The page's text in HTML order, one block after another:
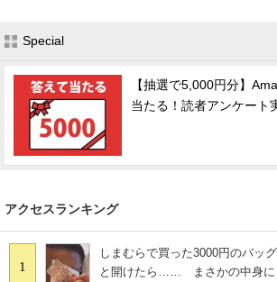
Special
【抽選で5,000円分】
当たる！読者アンケート
アクセスランキング
1
しまむらで買った3000円のバッ
と開けたら…… まさかの中身に